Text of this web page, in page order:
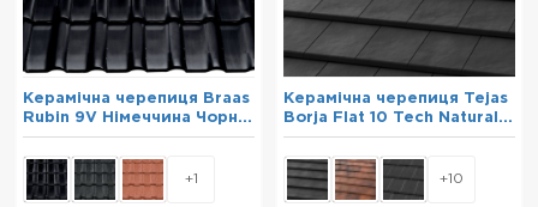
+1
Керамічна черепиця Braas
Rubin 9V Німеччина Чорна
(Глазур)
+10
Керамічна черепиця Tejas
Borja Flat 10 Tech Natural
Black